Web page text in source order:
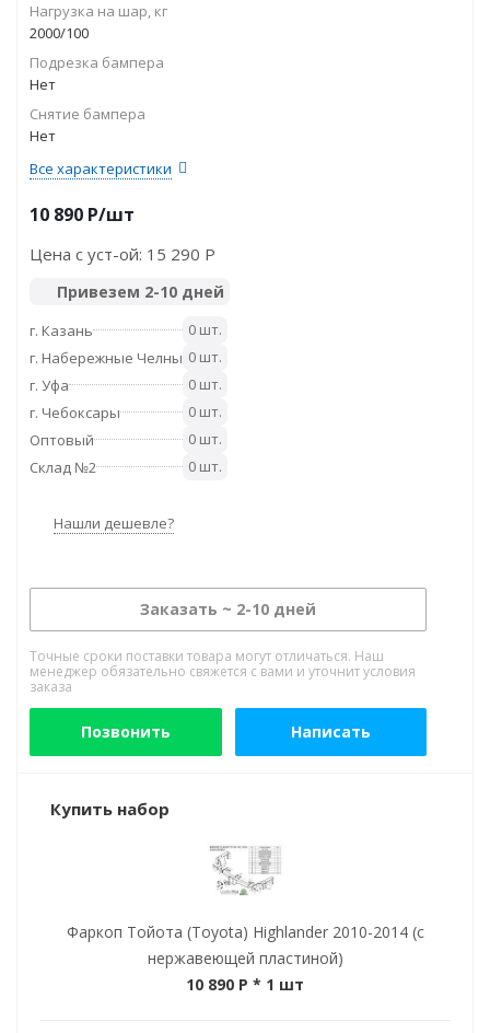
Нагрузка на шар, кг
2000/100
Подрезка бампера
Нет
Снятие бампера
Нет
Все характеристики
10 890 P/шт
Цена с уст-ой: 15 290 P
Привезем 2-10 дней
г. Казань
0 шт.
г. Набережные Челны 0 шт.
г. Уфа
0 шт.
г. Чебоксары
0 шт.
Оптовый
0 шт.
Склад №2
0 шт.
Нашли дешевле?
Заказать ~ 2-10 дней
Точные сроки поставки товара могут отличаться. Наш
менеджер обязательно свяжется с вами и уточнит условия
заказа
Позвонить Написать
Купить набор
Фаркоп Тойота (Toyota) Highlander 2010-2014 (с
нержавеющей пластиной)
10 890 P * 1 шт